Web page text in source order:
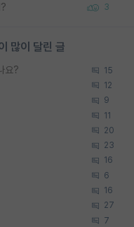
3
많이 달린 글
요? 15
12
9
11
20
23
16
6
16
27
7